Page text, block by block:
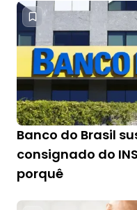
Banco do Brasil
consignado do
porquê